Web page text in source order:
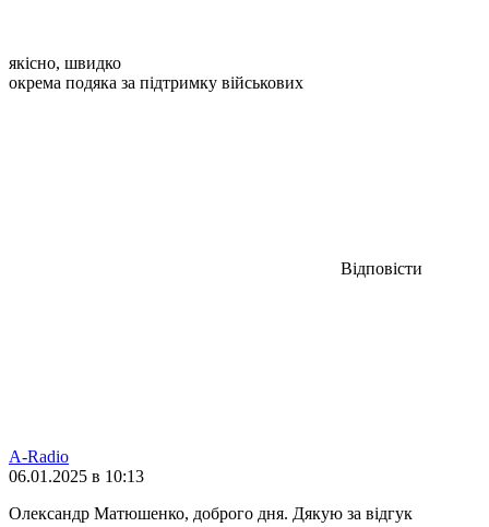
якісно, швидко
окрема подяка за підтримку військових
Відповісти
A-Radio
06.01.2025 в 10:13
Олександр Матюшенко, доброго дня. Дякую за відгук